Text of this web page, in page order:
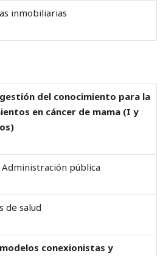
inmobiliarias
del conocimiento para la
en cáncer de mama (I y
Administración pública
de salud
conexionistas y